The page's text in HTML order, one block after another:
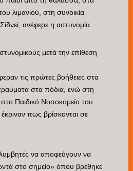
λιμανιού, στη συνοικία
ανέφερε η αστυνομία.
μετά την επίθεση
τις πρώτες βοήθειες στα
στα πόδια, ενώ στη
στο Παιδικό Νοσοκομείο του
έκριναν πως βρίσκονται σε
να αποφεύγουν να
στο σημείο» όπου βρέθηκε